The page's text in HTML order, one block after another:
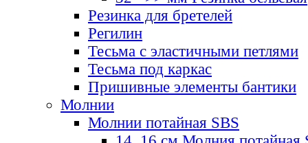
Резинка для бретелей
Регилин
Тесьма с эластичными петлями
Тесьма под каркас
Пришивные элементы бантики
Молнии
Молнии потайная SBS